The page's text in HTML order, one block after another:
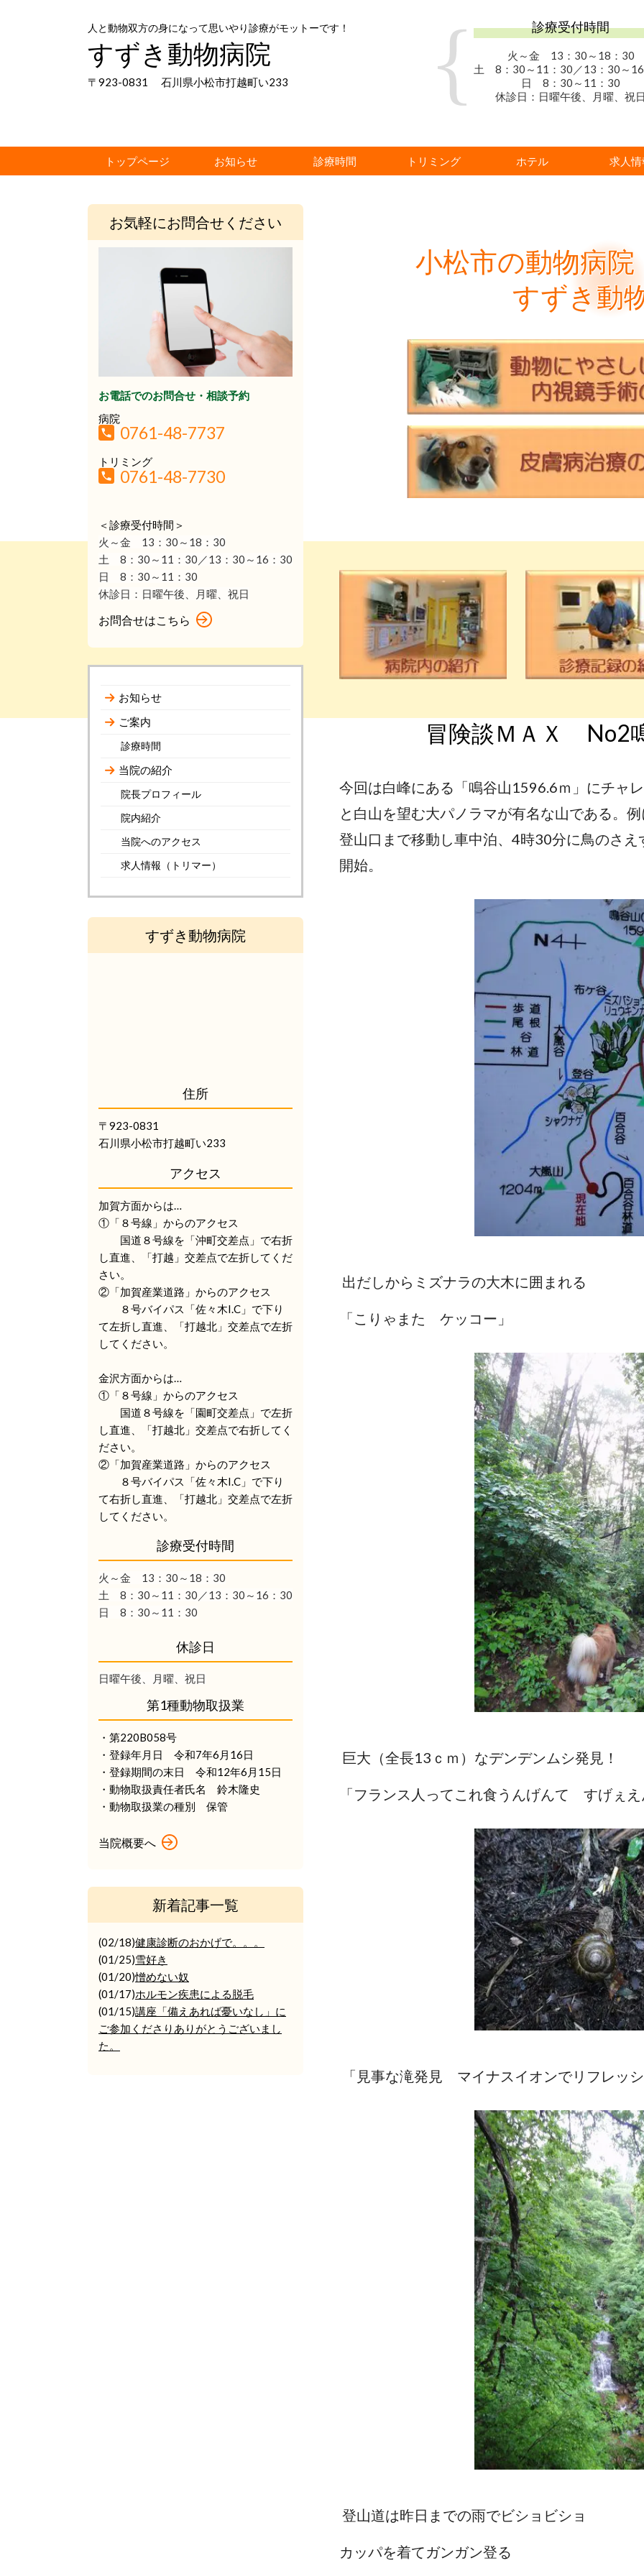
人と動物双方の身になって思いやり診療がモットーです！
すずき動物病院
〒923-0831 石川県小松市打越町い233
診療受付時間
火～金 13：30 ～18：30
土 8：30～11：30／13：30～
日 8：30～11：30
休診日：日曜午後、月曜、祝
トップページ お知らせ 診療時間 トリミング ホテル 求人
小松市の動物病
すずき動
冒険談ＭＡＸ No2
今回は白峰にある「鳴谷山1596.6ｍ」にチャ
と白山を望む大パノラマが有名な山である。
登山口まで移動し車中泊、4時30分に鳥のさ
開始。
出だしからミズナラの大木に囲まれる
「こりゃまた ケッコー」
巨大（全長13ｃｍ）なデンデンムシ発見！
「フランス人ってこれ食うんげんて すげぇ
「見事な滝発見 マイナスイオンでリフレッ
登山道は昨日までの雨でビショビショ
カッパを着てガンガン登る
お気軽にお問合せください
お電話でのお問合せ・相談予約
病院
0761-48-7737
トリミング
0761-48-7730
＜診療受付時間＞
火～金 13：30 ～18：30
土 8：30～11：30／13：30～16：30
日 8：30～11：30
休診日： 日曜午後、月曜、祝日
お問合せはこちら
お知らせ
ご案内
診療時間
当院の紹介
院長プロフィール
院内紹介
当院へのアクセス
求人情報（トリマー）
すずき動物病院
住所
〒923-0831
石川県小松市打越町い233
アクセス
加賀方面からは…
①「８号線」からのアクセス
国道８号線を「沖町交差点」で右折
し直進、「打越」交差点で左折してくだ
さい。
②「加賀産業道路」からのアクセス
８号バイパス「佐々木I.C」で下り
て左折し直進、「打越北」交差点で左折
してください。
金沢方面からは…
①「８号線」からのアクセス
国道８号線を「園町交差点」で左折
し直進、「打越北」交差点で右折してく
ださい。
②「加賀産業道路」からのアクセス
８号バイパス「佐々木I.C」で下り
て右折し直進、「打越北」交差点で左折
してください。
診療受付時間
火～金 13：30 ～18：30
土 8：30～11：30／13：30～16：30
日 8：30～11：30
休診日
日曜午後、月曜、祝日
第1種動物取扱業
・第220B058号
・登録年月日 令和7年6月16日
・登録期間の末日 令和12年6月15日
・動物取扱責任者氏名 鈴木隆史
・動物取扱業の種別 保管
当院概要へ
新着記事一覧
(02/18)健康診断のおかげで。。。
(01/25)雪好き
(01/20)憎めない奴
(01/17)ホルモン疾患による脱毛
(01/15)講座「備えあれば憂いなし」に
ご参加くださりありがとうございまし
た。